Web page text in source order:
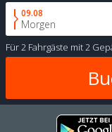
09.08
Morgen
Für2 Fahrgäste mit2